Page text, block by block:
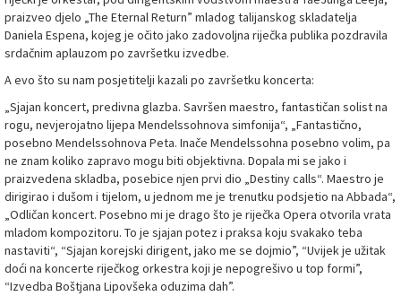
praizveo djelo „The Eternal Return” mladog talijanskog skladatelja
Daniela Espena, kojeg je očito jako zadovoljna riječka publika pozdravila
srdačnim aplauzom po završetku izvedbe.
A evo što su nam posjetitelji kazali po završetku koncerta:
„Sjajan koncert, predivna glazba. Savršen maestro, fantastičan solist na
rogu, nevjerojatno lijepa Mendelssohnova simfonija“, „Fantastično,
posebno Mendelssohnova Peta. Inače Mendelssohna posebno volim, pa
ne znam koliko zapravo mogu biti objektivna. Dopala mi se jako i
praizvedena skladba, posebice njen prvi dio „Destiny calls“. Maestro je
dirigirao i dušom i tijelom, u jednom me je trenutku podsjetio na Abbada“,
„Odličan koncert. Posebno mi je drago što je riječka Opera otvorila vrata
mladom kompozitoru. To je sjajan potez i praksa koju svakako teba
nastaviti“, “Sjajan korejski dirigent, jako me se dojmio”, “Uvijek je užitak
doći na koncerte riječkog orkestra koji je nepogrešivo u top formi”,
“Izvedba Boštjana Lipovšeka oduzima dah”.